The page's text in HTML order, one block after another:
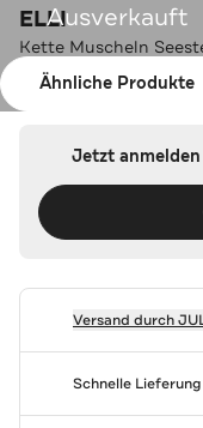
Ausverkauft
Ähnliche Produkte
ELLI
Kette Muscheln
Farbe:Silber
Jetzt
Versand durch
Schnelle